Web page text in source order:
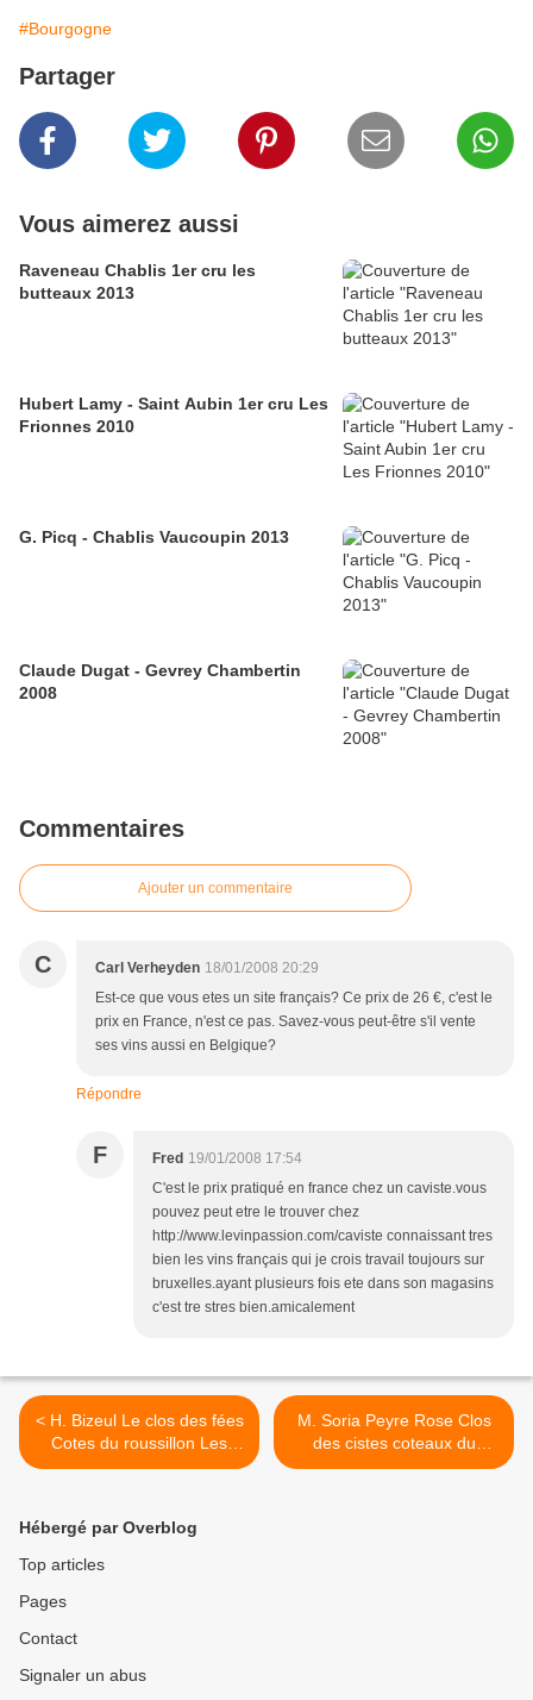
#Bourgogne
Partager
Vous aimerez aussi
Raveneau Chablis 1er cru les
butteaux 2013
Hubert Lamy - Saint Aubin 1er cru Les
Frionnes 2010
G. Picq - Chablis Vaucoupin 2013
Claude Dugat - Gevrey Chambertin
2008
Commentaires
Ajouter un commentaire
C Carl Verheyden 18/01/2008 20:29
Est-ce que vous etes un site français? Ce prix de 26 €, c'est le
prix en France, n'est ce pas. Savez-vous peut-être s'il vente
ses vins aussi en Belgique?
Répondre
F Fred 19/01/2008 17:54
C'est le prix pratiqué en france chez un caviste.vous
pouvez peut etre le trouver chez
http://www.levinpassion.com/caviste connaissant tres
bien les vins français qui je crois travail toujours sur
bruxelles.ayant plusieurs fois ete dans son magasins
c'est tre stres bien.amicalement
< H. Bizeul Le clos des fées
Cotes du roussillon Les
Sorcières 2005
M. Soria Peyre Rose Clos
des cistes coteaux du
languedoc 1998 >
Hébergé par Overblog
Top articles
Pages
Contact
Signaler un abus